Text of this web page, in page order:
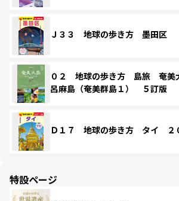
Ｊ３３ 地球の歩き方 墨田区
０２ 地球の歩き方 島旅 奄
呂麻島（奄美群島１） ５訂版
Ｄ１７ 地球の歩き方 タイ ２
特設ページ